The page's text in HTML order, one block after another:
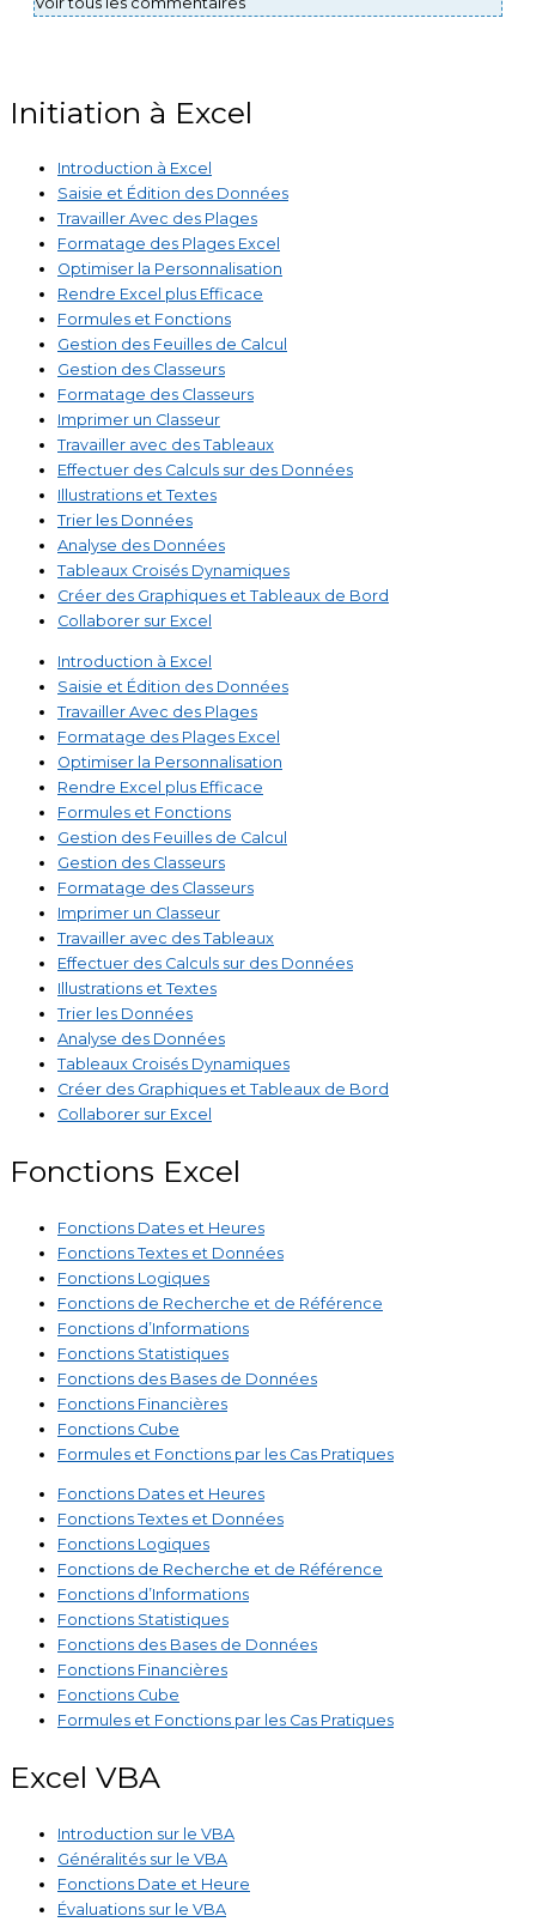
Initiation à Excel
Introduction à Excel
Saisie et Édition des Données
Travailler Avec des Plages
Formatage des Plages Excel
Optimiser la Personnalisation
Rendre Excel plus Efficace
Formules et Fonctions
Gestion des Feuilles de Calcul
Gestion des Classeurs
Formatage des Classeurs
Imprimer un Classeur
Travailler avec des Tableaux
Effectuer des Calculs sur des Données
Illustrations et Textes
Trier les Données
Analyse des Données
Tableaux Croisés Dynamiques
Créer des Graphiques et Tableaux de Bord
Collaborer sur Excel
Introduction à Excel
Saisie et Édition des Données
Travailler Avec des Plages
Formatage des Plages Excel
Optimiser la Personnalisation
Rendre Excel plus Efficace
Formules et Fonctions
Gestion des Feuilles de Calcul
Gestion des Classeurs
Formatage des Classeurs
Imprimer un Classeur
Travailler avec des Tableaux
Effectuer des Calculs sur des Données
Illustrations et Textes
Trier les Données
Analyse des Données
Tableaux Croisés Dynamiques
Créer des Graphiques et Tableaux de Bord
Collaborer sur Excel
Fonctions Excel
Fonctions Dates et Heures
Fonctions Textes et Données
Fonctions Logiques
Fonctions de Recherche et de Référence
Fonctions d’Informations
Fonctions Statistiques
Fonctions des Bases de Données
Fonctions Financières
Fonctions Cube
Formules et Fonctions par les Cas Pratiques
Fonctions Dates et Heures
Fonctions Textes et Données
Fonctions Logiques
Fonctions de Recherche et de Référence
Fonctions d’Informations
Fonctions Statistiques
Fonctions des Bases de Données
Fonctions Financières
Fonctions Cube
Formules et Fonctions par les Cas Pratiques
Excel VBA
Introduction sur le VBA
Généralités sur le VBA
Fonctions Date et Heure
Évaluations sur le VBA